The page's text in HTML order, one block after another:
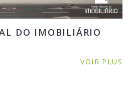
DO IMOBILIÁRIO
VOIR PLUS